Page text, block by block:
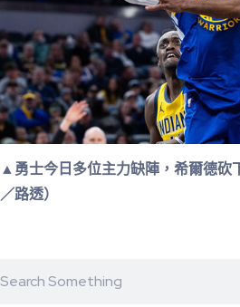
▲勇士今日多位主力缺陣，希爾德砍
／路透）